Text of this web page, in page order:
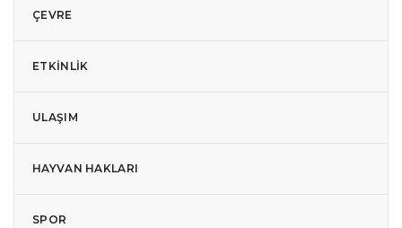
ÇEVRE
ETKINLIK
ULAŞIM
HAYVAN HAKLARI
SPOR